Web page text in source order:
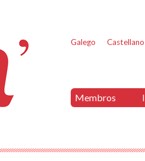
Galego Castellano
Membros